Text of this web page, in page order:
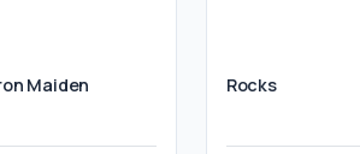
Maiden Rocks